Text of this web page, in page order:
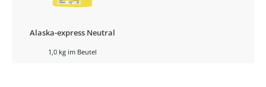
Alaska-express Neutral
1,0 kg im Beutel